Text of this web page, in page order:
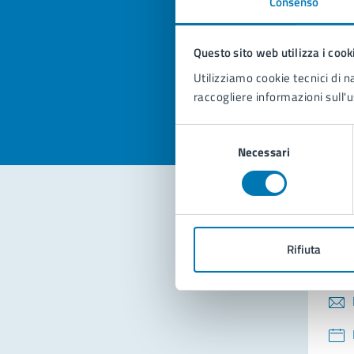
Questo sito web utilizza i
Utilizziamo cookie tecnici di
raccogliere informazioni
consenso
Necessari
Rifiuta